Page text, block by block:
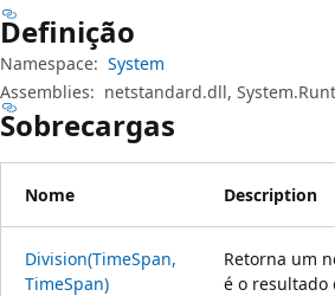
Definição
Namespace: System
Assemblies: netstandard.dll,
Sobrecargas
Nome Description
Division(TimeSpan,
TimeSpan)
Retorna um
é o resultado